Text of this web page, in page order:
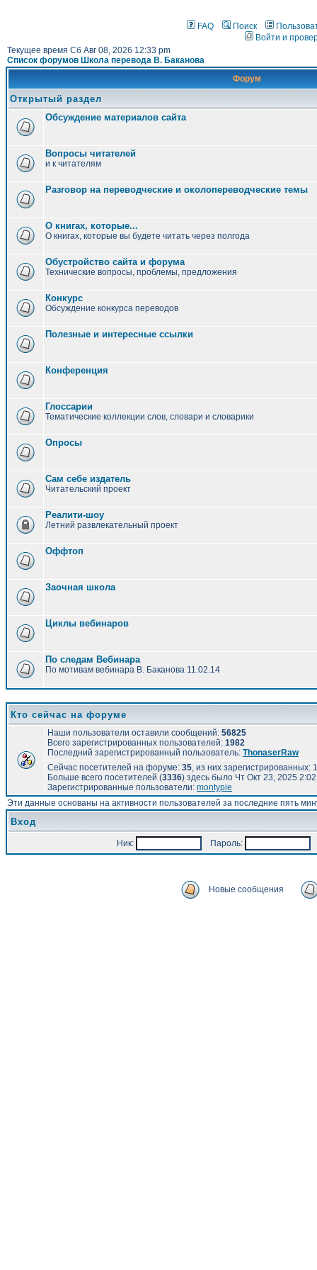
FAQ Поиск
Войти и
Текущее время Сб Авг 08, 2026 12:33 pm
Список форумов Школа перевода В. Баканова
Форум
Открытый раздел
Обсуждение материалов сайта
Вопросы читателей
и к читателям
Разговор на переводческие и околопереводческие темы
О книгах, которые...
О книгах, которые вы будете читать через полгода
Обустройство сайта и форума
Технические вопросы, проблемы, предложения
Конкурс
Обсуждение конкурса переводов
Полезные и интересные ссылки
Конференция
Глоссарии
Тематические коллекции слов, словари и словарики
Опросы
Сам себе издатель
Читательский проект
Реалити-шоу
Летний развлекательный проект
Оффтоп
Заочная школа
Циклы вебинаров
По следам Вебинара
По мотивам вебинара В. Баканова 11.02.14
Кто сейчас на форуме
Наши пользователи оставили сообщений: 56825
Всего зарегистрированных пользователей: 1982
Последний зарегистрированный пользователь: ThonaserRaw
Сейчас посетителей на форуме: 35, из них
Больше всего посетителей (3336) здесь было Чт Окт 23, 2025
Зарегистрированные пользователи: montypie
Эти данные основаны на активности пользователей за последние пять
Вход
Ник: Пароль:
Новые сообщения